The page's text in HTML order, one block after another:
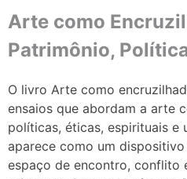
Arte como
Patrimônio,
O livro Arte como
ensaios que abordam a arte
políticas, éticas, espirituais e
aparece como um
espaço de encontro, conflito